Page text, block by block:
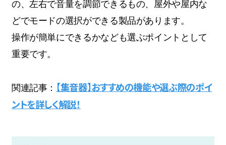
の、左右で音量を調節できるもの、屋外や屋内な
どでモードの選択ができる製品があります。
操作が簡単にできるかなども選ぶポイントとして
重要です。
関連記事： 【集音器】おすすめの機能や選ぶ際のポイ
ントを詳しく解説！